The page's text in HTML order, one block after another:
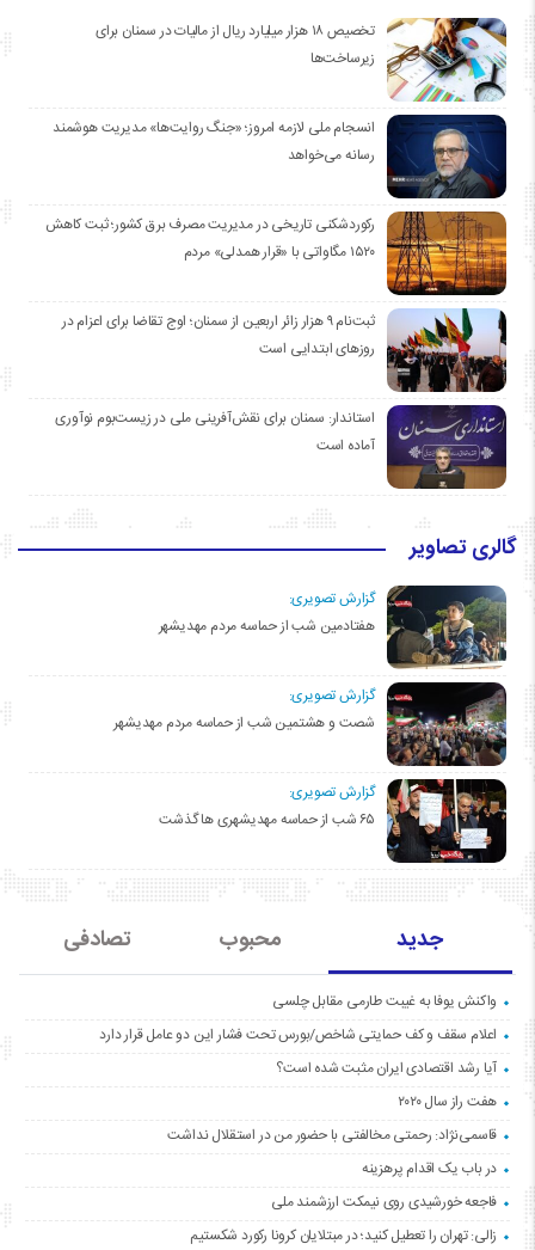
تخصیص ۱۸ هزار میلیارد ریال از مالیات در سمنان برای
زیرساخت‌ها
انسجام ملی لازمه امروز؛ «جنگ روایت‌ها» مدیریت هوشمند
رسانه می‌خواهد
رکوردشکنی تاریخی در مدیریت مصرف برق کشور؛ ثبت کاهش
۱۵۲۰ مگاواتی با «قرار همدلی» مردم
ثبت‌نام ۹ هزار زائر اربعین از سمنان؛ اوج تقاضا برای اعزام در
روزهای ابتدایی است
استاندار: سمنان برای نقش‌آفرینی ملی در زیست‌بوم نوآوری
آماده است
گالری تصاویر
گزارش تصویری:
هفتادمین شب از حماسه مردم مهدیشهر
گزارش تصویری:
شصت و هشتمین شب از حماسه مردم مهدیشهر
گزارش تصویری:
۶۵ شب از حماسه مهدیشهری ها گذشت
جدید محبوب تصادفی
واکنش یوفا به غیبت طارمی مقابل چلسی
اعلام سقف و کف حمایتی شاخص/بورس تحت فشار این دو عامل قرار دارد
آیا رشد اقتصادی ایران مثبت شده است؟
هفت راز سال ۲۰۲۰
قاسمی‌نژاد: رحمتی مخالفتی با حضور من در استقلال نداشت
در باب یک اقدام پرهزینه
فاجعه خورشیدی روی نیمکت ارزشمند ملی
زالی: تهران را تعطیل کنید؛ در مبتلایان کرونا رکورد شکستیم